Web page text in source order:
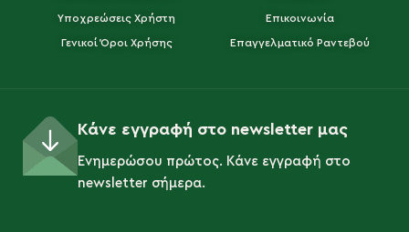
Υποχρεώσεις Χρήστη
Γενικοί Όροι Χρήσης
Επικοινωνία
Επαγγελματικό Ραντεβού
Κάνε εγγραφή στο newsletter μας
Ενημερώσου πρώτος. Κάνε εγγραφή στο
newsletter σήμερα.